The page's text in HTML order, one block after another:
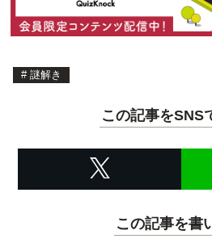
# 謎解き
この記事をSNS
この記事を書